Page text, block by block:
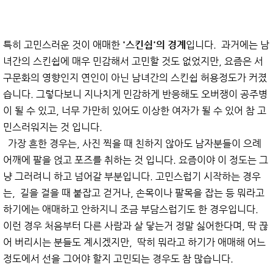
특히 고민스러운 것이 애매한 '스킨쉽'의 경계 입니다. 과거에는 남
녀간의 스킨쉽에 매우 민감해서 고민할 것도 없었지만, 요즘은 서
구문화의 영향인지 연인이 아닌 남녀간의 스킨쉽 허용정도가 커졌
습니다. 그렇다보니 지나치게 민감하게 반응해도 오버쟁이 공주병
이 될 수 있고, 너무 가만히 있어도 이상한 여자가 될 수 있어 참 고
민스러워지는 것 입니다.
가장 흔한 경우는, 사진 찍을 때 친하지 않아도 남자분들이 으례
어깨에 팔을 얹고 포즈를 취하는 것 입니다. 요즘이야 이 정도는 그
냥 그러려니 하고 넘어갈 부분입니다. 고민스럽기 시작하는 경우
는, 길을 걸을 때 붙잡고 걷거나, 손목이나 팔목을 잡는 등 뭐라고
하기에는 애매하고 안하지니 조금 부담스럽기도 한 경우입니다.
이런 경우 처음부터 다른 사람과 살 닿는거 정말 싫어한다며, 딱 끊
어 버리시는 분들도 계시겠지만, 딱히 뭐라고 하기가 애매해 어느
정도에서 선을 그어야 할지 고민되는 경우도 참 많습니다.